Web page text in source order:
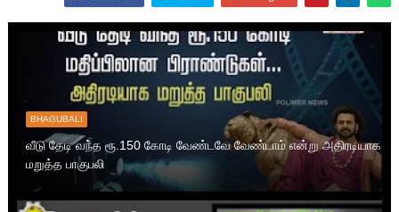
BHAGUBALI
வீடு தேடி வந்த ரூ.150 கோடி வேண்டவே வேண்டாம் என்று அதிரடியாக
மறுத்த பாகுபலி